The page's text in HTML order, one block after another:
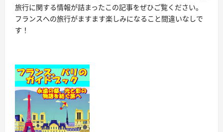
旅行に関する情報が詰まったこの記事をぜひご覧ください。
フランスへの旅行がますます楽しみになること間違いなしで
す！